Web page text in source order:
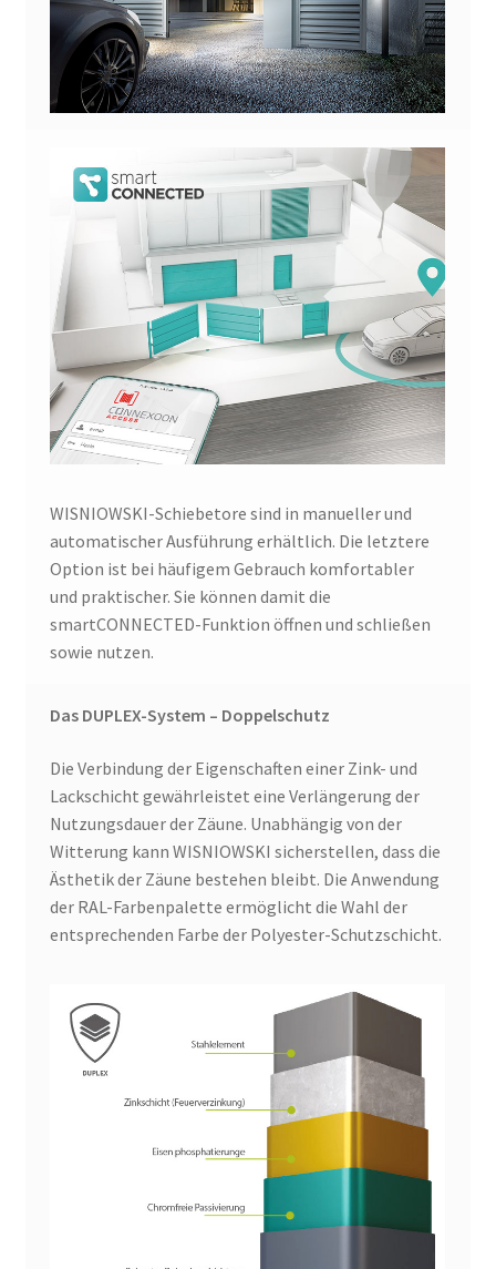
WISNIOWSKI-Schiebetore sind in manueller und
automatischer Ausführung erhältlich. Die letztere
Option ist bei häufigem Gebrauch komfortabler
und praktischer. Sie können damit die
smartCONNECTED-Funktion öffnen und schließen
sowie nutzen.
Das DUPLEX-System – Doppelschutz
Die Verbindung der Eigenschaften einer Zink- und
Lackschicht gewährleistet eine Verlängerung der
Nutzungsdauer der Zäune. Unabhängig von der
Witterung kann WISNIOWSKI sicherstellen, dass die
Ästhetik der Zäune bestehen bleibt. Die Anwendung
der RAL-Farbenpalette ermöglicht die Wahl der
entsprechenden Farbe der Polyester-Schutzschicht.